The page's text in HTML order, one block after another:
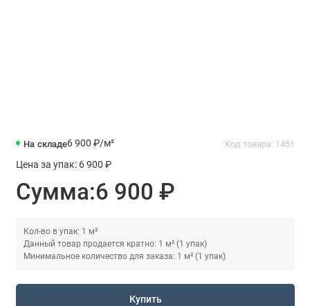
На складе Код товара: 1451
6 900 ₽/м²
Цена за упак: 6 900 ₽
Сумма:6 900 ₽
Кол-во в упак: 1 м²
Данный товар продается кратно: 1 м² (1 упак)
Минимальное количество для заказа: 1 м² (1 упак)
Купить